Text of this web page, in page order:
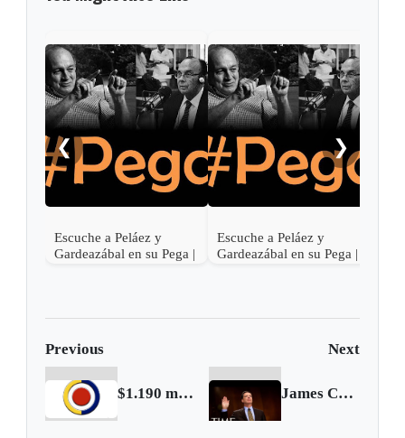
❮
Escuche a Peláez y
Gardeazábal en su Pega |
Escuche a Peláez y
Gardeazábal en su Pega |
❯
Previous Next
$1.190 millones pagó la Policía en contrato de drones que no funcionan James Comey responde ante el comité de inteligencia del Senado